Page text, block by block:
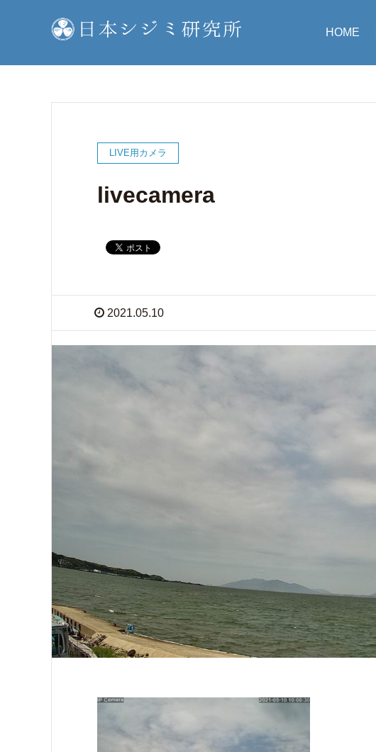
HOME
LIVE用カメラ
livecamera
2021.05.10